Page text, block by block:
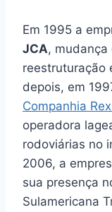
Em 1995 a
JCA,
reestruturação
depois, em
Companhia
operadora
rodoviárias no
2006, a
sua presença
Sulamericana